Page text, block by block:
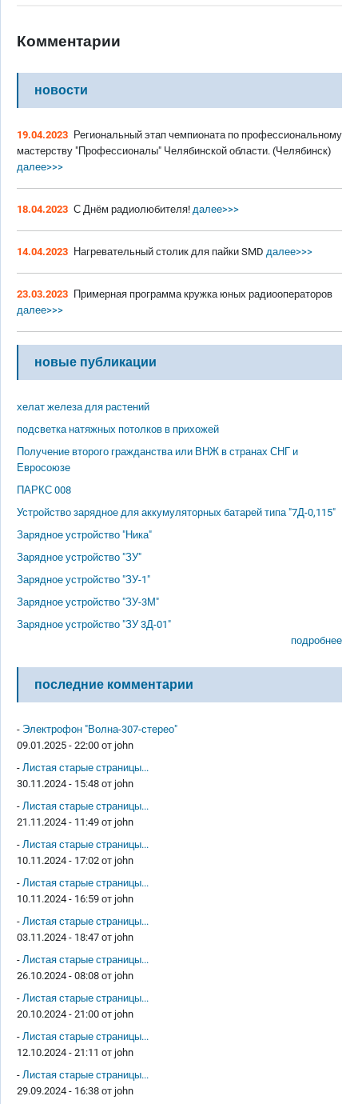
Комментарии
новости
19.04.2023 Региональный этап чемпионата по профессиональному
мастерству "Профессионалы" Челябинской области. (Челябинск)
далее>>>
18.04.2023 С Днём радиолюбителя! далее>>>
14.04.2023 Нагревательный столик для пайки SMD далее>>>
23.03.2023 Примерная программа кружка юных радиооператоров
далее>>>
новые публикации
хелат железа для растений
подсветка натяжных потолков в прихожей
Получение второго гражданства или ВНЖ в странах СНГ и
Евросоюзе
ПАРКС 008
Устройство зарядное для аккумуляторных батарей типа "7Д-0,115"
Зарядное устройство "Ника"
Зарядное устройство "ЗУ"
Зарядное устройство "ЗУ-1"
Зарядное устройство "ЗУ-3М"
Зарядное устройство "ЗУ 3Д-01"
подробнее
последние комментарии
- Электрофон "Волна-307-стерео"
09.01.2025 - 22:00 от john
- Листая старые страницы...
30.11.2024 - 15:48 от john
- Листая старые страницы...
21.11.2024 - 11:49 от john
- Листая старые страницы...
10.11.2024 - 17:02 от john
- Листая старые страницы...
10.11.2024 - 16:59 от john
- Листая старые страницы...
03.11.2024 - 18:47 от john
- Листая старые страницы...
26.10.2024 - 08:08 от john
- Листая старые страницы...
20.10.2024 - 21:00 от john
- Листая старые страницы...
12.10.2024 - 21:11 от john
- Листая старые страницы...
29.09.2024 - 16:38 от john